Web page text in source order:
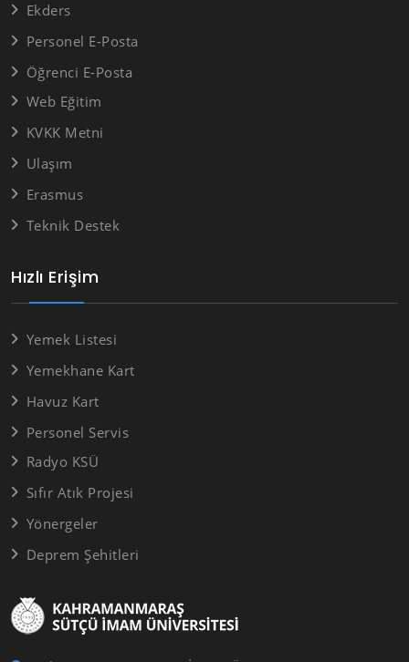
Hızlı Erişim
Yemek Listesi
Yemekhane Kart
Havuz Kart
Personel Servis
Radyo KSÜ
Sıfır Atık Projesi
Yönergeler
Deprem Şehitleri
Ekders
Personel E-Posta
Öğrenci E-Posta
Web Eğitim
KVKK Metni
Ulaşım
Erasmus
Teknik Destek